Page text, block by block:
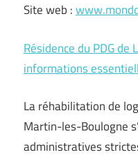
Site web :
Résidence du PDG
informations
La réhabilitation de
Martin-les-Boulogne
administratives